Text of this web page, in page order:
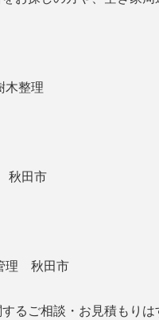
整理
秋田市
理 秋田市
るご相談・お見積もりは